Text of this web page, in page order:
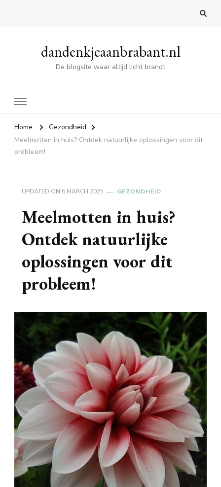
dandenkjeaanbrabant.nl
De blogsite waar altijd licht brandt
Home
Gezondheid
Meelmotten in huis? Ontdek natuurlijke oplossingen voor dit
probleem!
UPDATED ON 6 MARCH 2025 GEZONDHEID
Meelmotten in huis?
Ontdek natuurlijke
oplossingen voor dit
probleem!